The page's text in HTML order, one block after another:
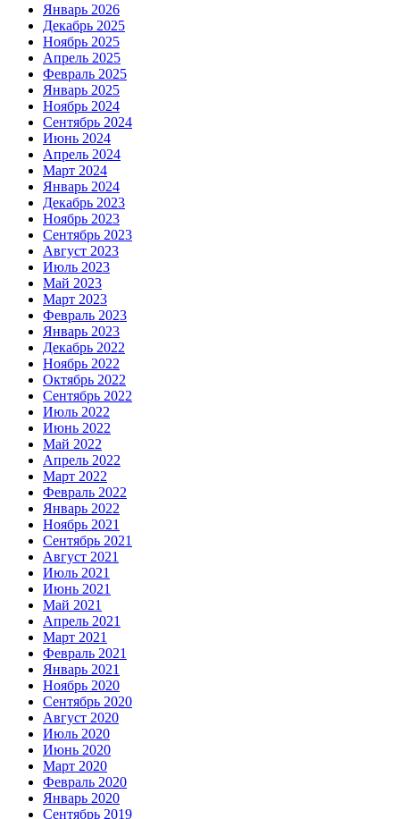
Январь 2026
Декабрь 2025
Ноябрь 2025
Апрель 2025
Февраль 2025
Январь 2025
Ноябрь 2024
Сентябрь 2024
Июнь 2024
Апрель 2024
Март 2024
Январь 2024
Декабрь 2023
Ноябрь 2023
Сентябрь 2023
Август 2023
Июль 2023
Май 2023
Март 2023
Февраль 2023
Январь 2023
Декабрь 2022
Ноябрь 2022
Октябрь 2022
Сентябрь 2022
Июль 2022
Июнь 2022
Май 2022
Апрель 2022
Март 2022
Февраль 2022
Январь 2022
Ноябрь 2021
Сентябрь 2021
Август 2021
Июль 2021
Июнь 2021
Май 2021
Апрель 2021
Март 2021
Февраль 2021
Январь 2021
Ноябрь 2020
Сентябрь 2020
Август 2020
Июль 2020
Июнь 2020
Март 2020
Февраль 2020
Январь 2020
Сентябрь 2019